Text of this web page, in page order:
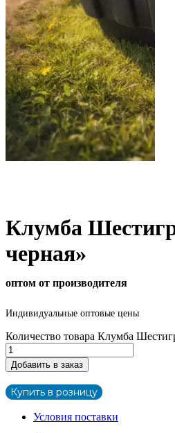
Клумба
черная»
оптом от производителя
Индивидуальные оптовые цены
Количество товара Клумба
Добавить в заказ
Купить в розницу
Условия поставки